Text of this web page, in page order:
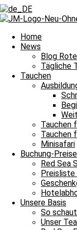
Home
News
Blog
Tägliche
Tauchen
Tauchen
Tauchen
Minisafari
Buchung-
Red Sea
Preisliste
Unsere Basis
So
Unser
ZurückVoriger
NächsterMinisafari
Ein Tauchtag mit
Tauchguides
dem Meer und unter
Nachttauchgang –
Und das Beste?
lasst euch immer
Halbtagesfahrt
Tauchplatz 1: